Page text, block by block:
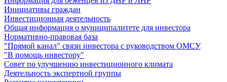
Инициативы граждан
Инвестиционная деятельность
Общая информация о муниципалитете для инвестора
Нормативно-правовая база
"Прямой канал" связи инвестора с руководством ОМСУ
"В помощь инвестору"
Совет по улучшению инвестиционного климата
Деятельность экспертной группы